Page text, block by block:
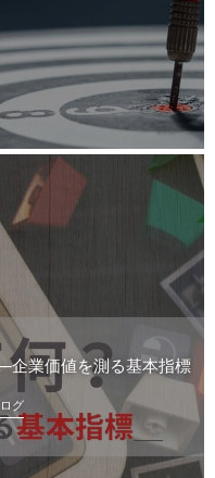
企業価値を測る基本指標
グ